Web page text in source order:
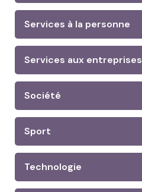
Services à la personne
Services aux entreprises
Société
Sport
Technologie